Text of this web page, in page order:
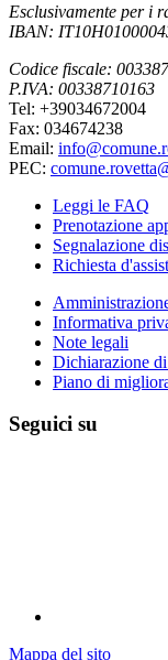
Esclusivamente per i
IBAN:
Codice fiscale:
P.IVA: 00338710163
Tel: +39034672004
Fax: 034674238
Email:
PEC:
Leggi le FAQ
Prenotazione
Segnalazione
Richiesta
Informativa
Note legali
Dichiarazione
Piano di
Seguici su
Mappa del sito